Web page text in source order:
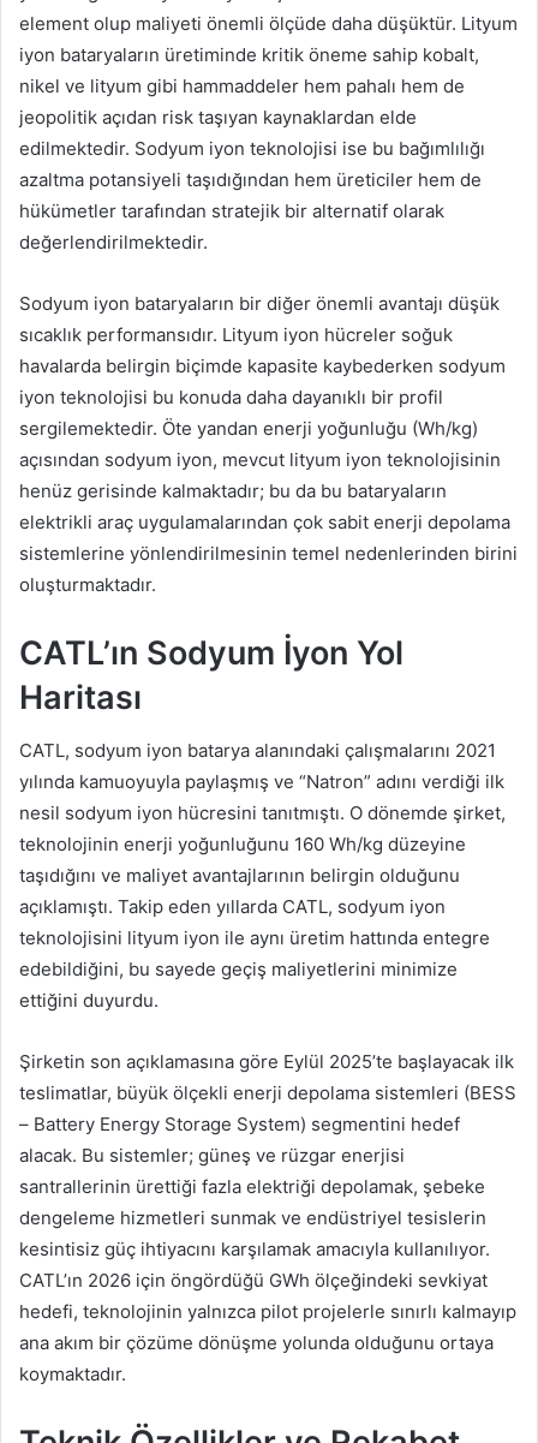
element olup maliyeti önemli ölçüde daha düşüktür. Lityum
iyon bataryaların üretiminde kritik öneme sahip kobalt,
nikel ve lityum gibi hammaddeler hem pahalı hem de
jeopolitik açıdan risk taşıyan kaynaklardan elde
edilmektedir. Sodyum iyon teknolojisi ise bu bağımlılığı
azaltma potansiyeli taşıdığından hem üreticiler hem de
hükümetler tarafından stratejik bir alternatif olarak
değerlendirilmektedir.
Sodyum iyon bataryaların bir diğer önemli avantajı düşük
sıcaklık performansıdır. Lityum iyon hücreler soğuk
havalarda belirgin biçimde kapasite kaybederken sodyum
iyon teknolojisi bu konuda daha dayanıklı bir profil
sergilemektedir. Öte yandan enerji yoğunluğu (Wh/kg)
açısından sodyum iyon, mevcut lityum iyon teknolojisinin
henüz gerisinde kalmaktadır; bu da bu bataryaların
elektrikli araç uygulamalarından çok sabit enerji depolama
sistemlerine yönlendirilmesinin temel nedenlerinden birini
oluşturmaktadır.
CATL’ın Sodyum İyon Yol
Haritası
CATL, sodyum iyon batarya alanındaki çalışmalarını 2021
yılında kamuoyuyla paylaşmış ve “Natron” adını verdiği ilk
nesil sodyum iyon hücresini tanıtmıştı. O dönemde şirket,
teknolojinin enerji yoğunluğunu 160 Wh/kg düzeyine
taşıdığını ve maliyet avantajlarının belirgin olduğunu
açıklamıştı. Takip eden yıllarda CATL, sodyum iyon
teknolojisini lityum iyon ile aynı üretim hattında entegre
edebildiğini, bu sayede geçiş maliyetlerini minimize
ettiğini duyurdu.
Şirketin son açıklamasına göre Eylül 2025’te başlayacak ilk
teslimatlar, büyük ölçekli enerji depolama sistemleri (BESS
– Battery Energy Storage System) segmentini hedef
alacak. Bu sistemler; güneş ve rüzgar enerjisi
santrallerinin ürettiği fazla elektriği depolamak, şebeke
dengeleme hizmetleri sunmak ve endüstriyel tesislerin
kesintisiz güç ihtiyacını karşılamak amacıyla kullanılıyor.
CATL’ın 2026 için öngördüğü GWh ölçeğindeki sevkiyat
hedefi, teknolojinin yalnızca pilot projelerle sınırlı kalmayıp
ana akım bir çözüme dönüşme yolunda olduğunu ortaya
koymaktadır.